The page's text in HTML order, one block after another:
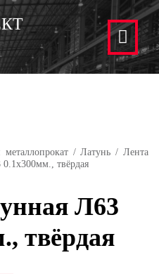
/Латунь /Лента
твёрдая
Л63
твёрдая